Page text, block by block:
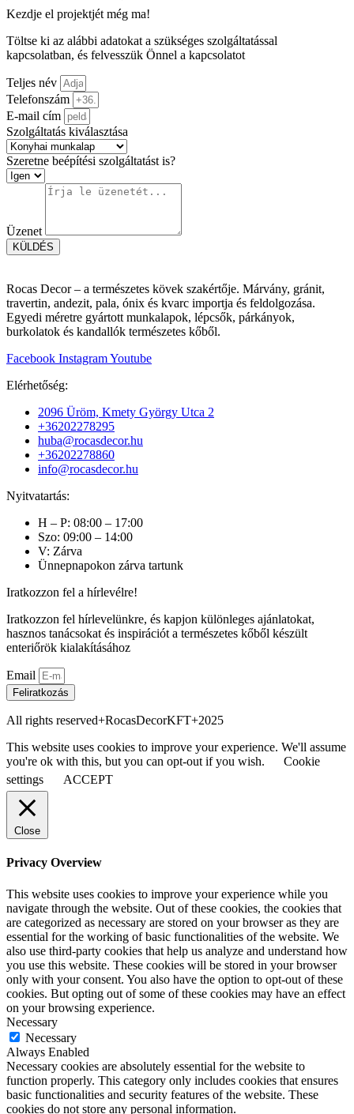
Kezdje el projektjét még ma!
Töltse ki az alábbi adatokat a szükséges szolgáltatással
kapcsolatban, és felvesszük Önnel a kapcsolatot
Teljes név
Telefonszám
E-mail cím
Szolgáltatás kiválasztása
Szeretne beépítési szolgáltatást is?
Üzenet
KÜLDÉS
Rocas Decor – a természetes kövek szakértője. Márvány, gránit,
travertin, andezit, pala, ónix és kvarc importja és feldolgozása.
Egyedi méretre gyártott munkalapok, lépcsők, párkányok,
burkolatok és kandallók természetes kőből.
Facebook InstagramYoutube
Elérhetőség:
2096 Üröm, Kmety György Utca 2
+36202278295
huba@rocasdecor.hu
+36202278860
info@rocasdecor.hu
Nyitvatartás:
H – P: 08:00 – 17:00
Szo: 09:00 – 14:00
V: Zárva
Ünnepnapokon zárva tartunk
Iratkozzon fel a hírlevélre!
Iratkozzon fel hírlevelünkre, és kapjon különleges ajánlatokat,
hasznos tanácsokat és inspirációt a természetes kőből készült
enteriőrök kialakításához
Email
Feliratkozás
All rights reserved+RocasDecorKFT+2025
This website uses cookies to improve your experience. We'll assume
you're ok with this, but you can opt-out if you wish.
Cookie
settings
ACCEPT
Close
Privacy Overview
This website uses cookies to improve your experience while you
navigate through the website. Out of these cookies, the cookies that
are categorized as necessary are stored on your browser as they are
essential for the working of basic functionalities of the website. We
also use third-party cookies that help us analyze and understand how
you use this website. These cookies will be stored in your browser
only with your consent. You also have the option to opt-out of these
cookies. But opting out of some of these cookies may have an effect
on your browsing experience.
Necessary
Necessary
Always Enabled
Necessary cookies are absolutely essential for the website to
function properly. This category only includes cookies that ensures
basic functionalities and security features of the website. These
cookies do not store any personal information.